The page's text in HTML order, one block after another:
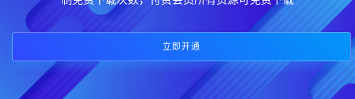
立即开通